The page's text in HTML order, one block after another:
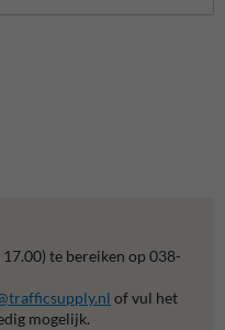
te bereiken op 038-
of vul het
mogelijk.